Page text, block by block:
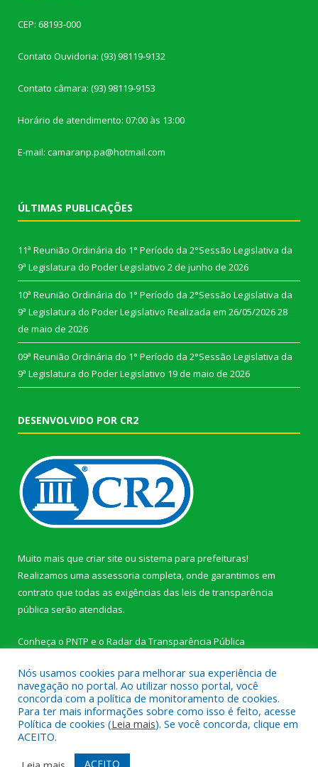
CEP: 68193-000
Contato Ouvidoria: (93) 98119-9132
Contato câmara: (93) 98119-9153
Horário de atendimento: 07:00 às 13:00
E-mail: camaranp.pa@hotmail.com
ÚLTIMAS PUBLICAÇÕES
11ª Reunião Ordinária do 1° Período da 2°Sessão Legislativa da
9ª Legislatura do Poder Legislativo 2 de junho de 2026
10ª Reunião Ordinária do 1° Período da 2°Sessão Legislativa da
9ª Legislatura do Poder Legislativo Realizada em 26/05/202628
de maio de 2026
09ª Reunião Ordinária do 1° Período da 2°Sessão Legislativa da
9ª Legislatura do Poder Legislativo 19 de maio de 2026
DESENVOLVIDO POR CR2
Muito mais que criar site ou sistema para prefeituras!
Realizamos uma assessoria completa, onde garantimos em
contrato que todas as exigências das leis de transparência
pública serão atendidas.
Conheça o PNTP e o Radar da Transparência Pública
Todos os direitos reservados a Câmara Municipal de Novo
Progresso.
Mapa do Site Acessar Área Administrativa
Nós usamos cookies para melhorar sua experiência de
navegação no portal. Ao utilizar nosso portal, você
concorda com a política de monitoramento de cookies.
Para ter mais informações sobre como isso é feito, acesse
Política de cookies (Leia mais). Se você concorda, clique em
ACEITO.
ACEITO